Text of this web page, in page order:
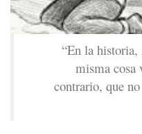
“En la historia,
misma cosa
contrario, que